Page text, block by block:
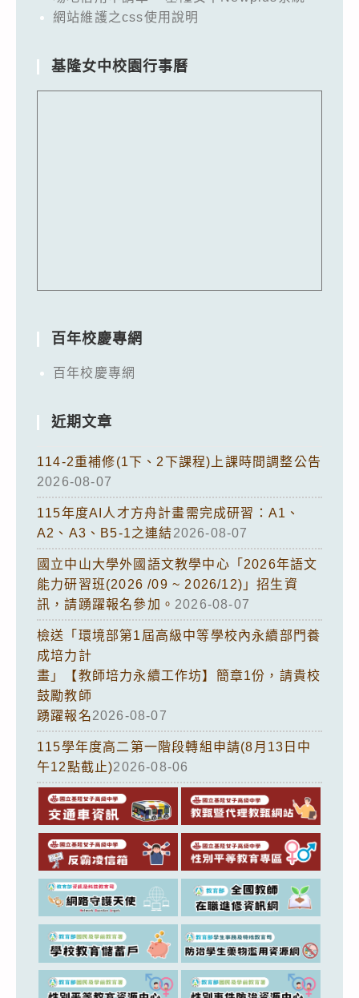
網站維護之css使用說明
基隆女中校園行事曆
百年校慶專網
百年校慶專網
近期文章
114-2重補修(1下、2下課程)上課時間調整公告
2026-08-07
115年度AI人才方舟計畫需完成研習：A1、
A2、A3、B5-1之連結2026-08-07
國立中山大學外國語文教學中心「2026年語文
能力研習班(2026 /09 ~ 2026/12)」招生資
訊，請踴躍報名參加。 2026-08-07
檢送「環境部第1屆高級中等學校內永續部門養
成培力計
畫」【教師培力永續工作坊】簡章1份，請貴校
鼓勵教師
踴躍報名2026-08-07
115學年度高二第一階段轉組申請(8月13日中
午12點截止)2026-08-06